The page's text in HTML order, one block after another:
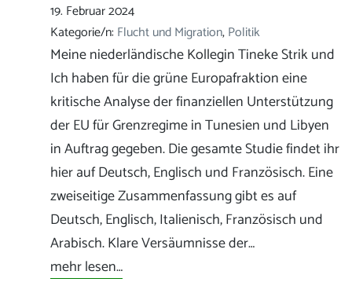
19. Februar 2024
Kategorie/n:Flucht und Migration, Politik
Meine niederländische Kollegin Tineke Strik und
Ich haben für die grüne Europafraktion eine
kritische Analyse der finanziellen Unterstützung
der EU für Grenzregime in Tunesien und Libyen
in Auftrag gegeben. Die gesamte Studie findet ihr
hier auf Deutsch, Englisch und Französisch. Eine
zweiseitige Zusammenfassung gibt es auf
Deutsch, Englisch, Italienisch, Französisch und
Arabisch. Klare Versäumnisse der…
mehr lesen…